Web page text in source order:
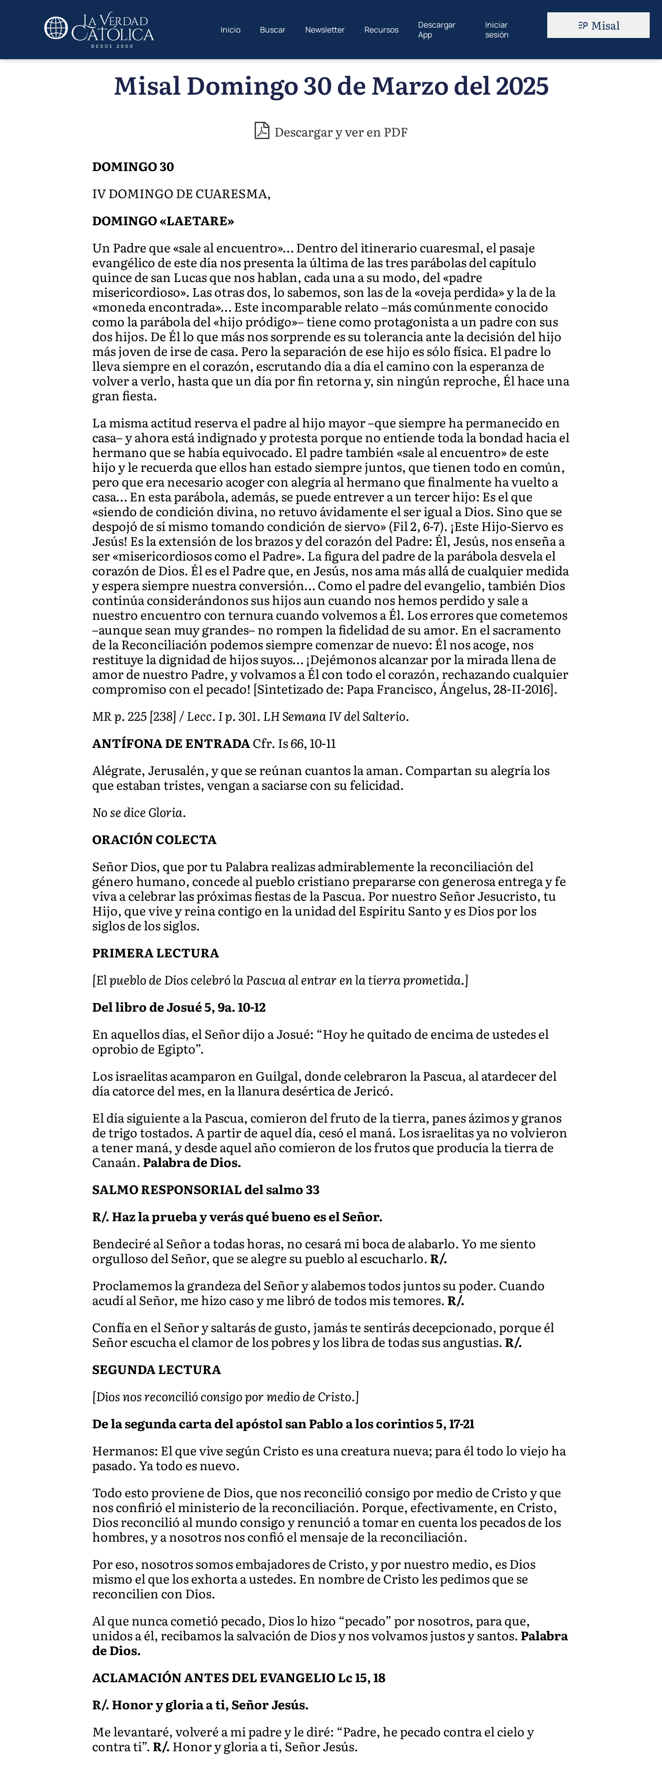
Inicio Buscar Newsletter Recursos
Descargar
App
Iniciar
sesión
Misal
Misal Domingo 30 de Marzo del 2025
Descargar y ver en PDF
DOMINGO 30
IV DOMINGO DE CUARESMA,
DOMINGO «LAETARE»
Un Padre que «sale al encuentro»… Dentro del itinerario cuaresmal, el pasaje
evangélico de este día nos presenta la última de las tres parábolas del capítulo
quince de san Lucas que nos hablan, cada una a su modo, del «padre
misericordioso». Las otras dos, lo sabemos, son las de la «oveja perdida» y la de la
«moneda encontrada»… Este incomparable relato –más comúnmente conocido
como la parábola del «hijo pródigo»– tiene como protagonista a un padre con sus
dos hijos. De Él lo que más nos sorprende es su tolerancia ante la decisión del hijo
más joven de irse de casa. Pero la separación de ese hijo es sólo física. El padre lo
lleva siempre en el corazón, escrutando día a día el camino con la esperanza de
volver a verlo, hasta que un día por fin retorna y, sin ningún reproche, Él hace una
gran fiesta.
La misma actitud reserva el padre al hijo mayor –que siempre ha permanecido en
casa– y ahora está indignado y protesta porque no entiende toda la bondad hacia el
hermano que se había equivocado. El padre también «sale al encuentro» de este
hijo y le recuerda que ellos han estado siempre juntos, que tienen todo en común,
pero que era necesario acoger con alegría al hermano que finalmente ha vuelto a
casa… En esta parábola, además, se puede entrever a un tercer hijo: Es el que
«siendo de condición divina, no retuvo ávidamente el ser igual a Dios. Sino que se
despojó de sí mismo tomando condición de siervo» (Fil 2, 6-7). ¡Este Hijo-Siervo es
Jesús! Es la extensión de los brazos y del corazón del Padre: Él, Jesús, nos enseña a
ser «misericordiosos como el Padre». La figura del padre de la parábola desvela el
corazón de Dios. Él es el Padre que, en Jesús, nos ama más allá de cualquier medida
y espera siempre nuestra conversión… Como el padre del evangelio, también Dios
continúa considerándonos sus hijos aun cuando nos hemos perdido y sale a
nuestro encuentro con ternura cuando volvemos a Él. Los errores que cometemos
–aunque sean muy grandes– no rompen la fidelidad de su amor. En el sacramento
de la Reconciliación podemos siempre comenzar de nuevo: Él nos acoge, nos
restituye la dignidad de hijos suyos… ¡Dejémonos alcanzar por la mirada llena de
amor de nuestro Padre, y volvamos a Él con todo el corazón, rechazando cualquier
compromiso con el pecado! [Sintetizado de: Papa Francisco, Ángelus, 28-II-2016].
MR p. 225 [238] / Lecc. I p. 301. LH Semana IV del Salterio.
ANTÍFONA DE ENTRADACfr. Is 66, 10-11
Alégrate, Jerusalén, y que se reúnan cuantos la aman. Compartan su alegría los
que estaban tristes, vengan a saciarse con su felicidad.
No se dice Gloria.
ORACIÓN COLECTA
Señor Dios, que por tu Palabra realizas admirablemente la reconciliación del
género humano, concede al pueblo cristiano prepararse con generosa entrega y fe
viva a celebrar las próximas fiestas de la Pascua. Por nuestro Señor Jesucristo, tu
Hijo, que vive y reina contigo en la unidad del Espíritu Santo y es Dios por los
siglos de los siglos.
PRIMERA LECTURA
[El pueblo de Dios celebró la Pascua al entrar en la tierra prometida.]
Del libro de Josué 5, 9a. 10-12
En aquellos días, el Señor dijo a Josué: “Hoy he quitado de encima de ustedes el
oprobio de Egipto”.
Los israelitas acamparon en Guilgal, donde celebraron la Pascua, al atardecer del
día catorce del mes, en la llanura desértica de Jericó.
El día siguiente a la Pascua, comieron del fruto de la tierra, panes ázimos y granos
de trigo tostados. A partir de aquel día, cesó el maná. Los israelitas ya no volvieron
a tener maná, y desde aquel año comieron de los frutos que producía la tierra de
Canaán. Palabra de Dios.
SALMO RESPONSORIAL del salmo 33
R/. Haz la prueba y verás qué bueno es el Señor.
Bendeciré al Señor a todas horas, no cesará mi boca de alabarlo. Yo me siento
orgulloso del Señor, que se alegre su pueblo al escucharlo. R/.
Proclamemos la grandeza del Señor y alabemos todos juntos su poder. Cuando
acudí al Señor, me hizo caso y me libró de todos mis temores. R/.
Confía en el Señor y saltarás de gusto, jamás te sentirás decepcionado, porque él
Señor escucha el clamor de los pobres y los libra de todas sus angustias. R/.
SEGUNDA LECTURA
[Dios nos reconcilió consigo por medio de Cristo.]
De la segunda carta del apóstol san Pablo a los corintios 5, 17-21
Hermanos: El que vive según Cristo es una creatura nueva; para él todo lo viejo ha
pasado. Ya todo es nuevo.
Todo esto proviene de Dios, que nos reconcilió consigo por medio de Cristo y que
nos confirió el ministerio de la reconciliación. Porque, efectivamente, en Cristo,
Dios reconcilió al mundo consigo y renunció a tomar en cuenta los pecados de los
hombres, y a nosotros nos confió el mensaje de la reconciliación.
Por eso, nosotros somos embajadores de Cristo, y por nuestro medio, es Dios
mismo el que los exhorta a ustedes. En nombre de Cristo les pedimos que se
reconcilien con Dios.
Al que nunca cometió pecado, Dios lo hizo “pecado” por nosotros, para que,
unidos a él, recibamos la salvación de Dios y nos volvamos justos y santos. Palabra
de Dios.
ACLAMACIÓN ANTES DEL EVANGELIO Lc 15, 18
R/. Honor y gloria a ti, Señor Jesús.
Me levantaré, volveré a mi padre y le diré: “Padre, he pecado contra el cielo y
contra ti”. R/.Honor y gloria a ti, Señor Jesús.